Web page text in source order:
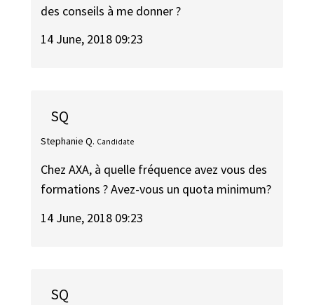
des conseils à me donner ?
14 June, 2018 09:23
SQ
Stephanie Q. Candidate
Chez AXA, à quelle fréquence avez vous des
formations ? Avez-vous un quota minimum?
14 June, 2018 09:23
SQ